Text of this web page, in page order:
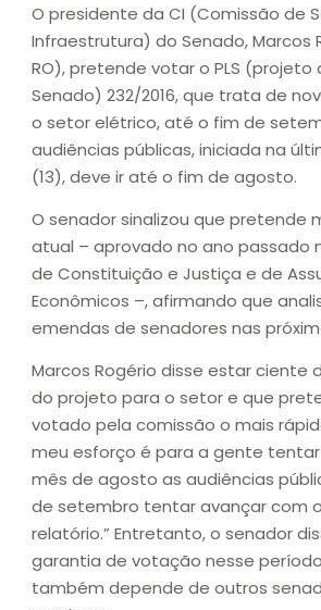
O presidente da CI (Comissão de
Infraestrutura) do Senado, Marcos
RO), pretende votar o PLS (projeto
Senado) 232/2016, que trata de
o setor elétrico, até o fim de
audiências públicas, iniciada na
(13), deve ir até o fim de agosto.
O senador sinalizou que pretende
atual – aprovado no ano passado
de Constituição e Justiça e de
Econômicos –, afirmando que
emendas de senadores nas
Marcos Rogério disse estar ciente
do projeto para o setor e que
votado pela comissão o mais
meu esforço é para a gente
mês de agosto as audiências
de setembro tentar avançar com o
relatório.” Entretanto, o senador
garantia de votação nesse
também depende de outros